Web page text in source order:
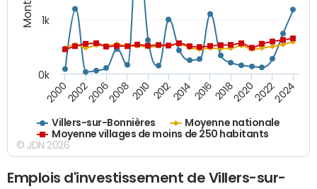
Villers-sur-Bonnières
Moyenne nationale
Moyenne villages de moins de 250 habitants
20002002200620082010 2012201420162018202020222024
0k
1k
© JDN 2026
Emplois d'investissement de Villers-sur-